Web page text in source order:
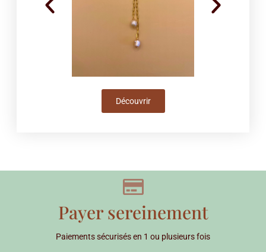
Découvrir
Payer sereinement
Paiements sécurisés en 1 ou plusieurs fois